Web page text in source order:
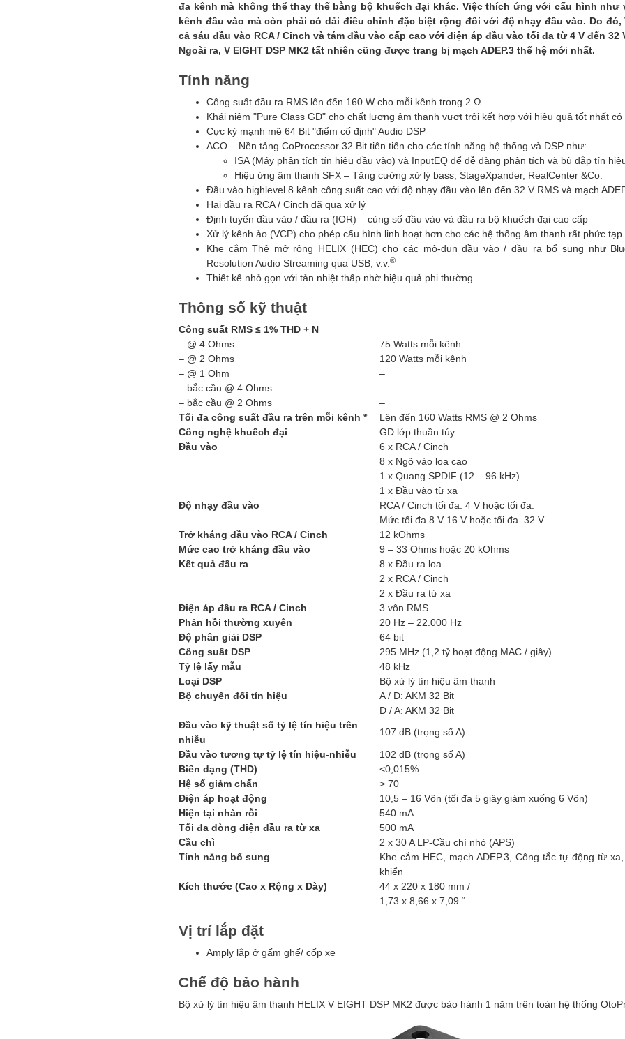
đa kênh mà không thể thay thế bằng bộ khuếch đại khác. Việc thích ứng với cấu hình
kênh đầu vào mà còn phải có dải điều chỉnh đặc biệt rộng đối với độ nhạy đầu vào. Do đó,
cả sáu đầu vào RCA / Cinch và tám đầu vào cấp cao với điện áp đầu vào tối đa từ 4 V đến 32
Ngoài ra, V EIGHT DSP MK2 tất nhiên cũng được trang bị mạch ADEP.3 thế hệ mới nhất.
Tính năng
Công suất đầu ra RMS lên đến 160 W cho mỗi kênh trong 2 Ω
Khái niệm "Pure Class GD" cho chất lượng âm thanh vượt trội kết hợp với hiệu quả tốt nhất có
Cực kỳ mạnh mẽ 64 Bit "điểm cố định" Audio DSP
ACO – Nền tảng CoProcessor 32 Bit tiên tiến cho các tính năng hệ thống và DSP như:
ISA (Máy phân tích tín hiệu đầu vào) và InputEQ để dễ dàng phân tích và bù đắp tín
Hiệu ứng âm thanh SFX – Tăng cường xử lý bass, StageXpander, RealCenter &Co.
Đầu vào highlevel 8 kênh công suất cao với độ nhạy đầu vào lên đến 32 V RMS và mạch
Hai đầu ra RCA / Cinch đã qua xử lý
Định tuyến đầu vào / đầu ra (IOR) – cùng số đầu vào và đầu ra bộ khuếch đại cao cấp
Xử lý kênh ảo (VCP) cho phép cấu hình linh hoạt hơn cho các hệ thống âm thanh rất phức tạp
Khe cắm Thẻ mở rộng HELIX (HEC) cho các mô-đun đầu vào / đầu ra bổ sung như
Resolution Audio Streaming qua USB, v.v. ®
Thiết kế nhỏ gọn với tản nhiệt thấp nhờ hiệu quả phi thường
Thông số kỹ thuật
Công suất RMS ≤ 1% THD + N
– @ 4 Ohms
75 Watts mỗi kênh
– @ 2 Ohms
120 Watts mỗi kênh
– @ 1 Ohm
–
– bắc cầu @ 4 Ohms
–
– bắc cầu @ 2 Ohms
–
Tối đa công suất đầu ra trên mỗi kênh *
Lên đến 160 Watts RMS @ 2 Ohms
Công nghệ khuếch đại
GD lớp thuần túy
Đầu vào
6 x RCA / Cinch
8 x Ngõ vào loa cao
1 x Quang SPDIF (12 – 96 kHz)
1 x Đầu vào từ xa
Độ nhạy đầu vào
RCA / Cinch tối đa. 4 V hoặc tối đa.
Mức tối đa 8 V 16 V hoặc tối đa. 32 V
Trở kháng đầu vào RCA / Cinch
12 kOhms
Mức cao trở kháng đầu vào
9 – 33 Ohms hoặc 20 kOhms
Kết quả đầu ra
8 x Đầu ra loa
2 x RCA / Cinch
2 x Đầu ra từ xa
Điện áp đầu ra RCA / Cinch
3 vôn RMS
Phản hồi thường xuyên
20 Hz – 22.000 Hz
Độ phân giải DSP
64 bit
Công suất DSP
295 MHz (1,2 tỷ hoạt động MAC / giây)
Tỷ lệ lấy mẫu
48 kHz
Loại DSP
Bộ xử lý tín hiệu âm thanh
Bộ chuyển đổi tín hiệu
A / D: AKM 32 Bit
D / A: AKM 32 Bit
Đầu vào kỹ thuật số tỷ lệ tín hiệu trên
nhiễu
107 dB (trọng số A)
Đầu vào tương tự tỷ lệ tín hiệu-nhiễu
102 dB (trọng số A)
Biến dạng (THD)
<0,015%
Hệ số giảm chấn
> 70
Điện áp hoạt động
10,5 – 16 Vôn (tối đa 5 giây giảm xuống 6 Vôn)
Hiện tại nhàn rỗi
540 mA
Tối đa dòng điện đầu ra từ xa
500 mA
Cầu chì
2 x 30 A LP-Cầu chì nhỏ (APS)
Tính năng bổ sung
Khe cắm HEC, mạch ADEP.3, Công tắc tự động từ
khiển
Kích thước (Cao x Rộng x Dày)
44 x 220 x 180 mm /
1,73 x 8,66 x 7,09 “
Vị trí lắp đặt
Amply lắp ở gấm ghế/ cốp xe
Chế độ bảo hành
Bộ xử lý tín hiệu âm thanh HELIX V EIGHT DSP MK2 được bảo hành 1 năm trên toàn hệ thống